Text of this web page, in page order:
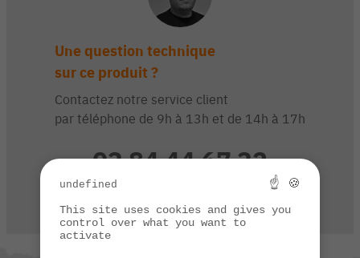
Une question technique
sur ce produit ?
Contactez notre service client
par téléphone de 9h à 13h et de 14h à 17h
03 84 44 67 32
CONTACTEZ-NOUS
undefined ☝ 🍪
This site uses cookies and gives you
control over what you want to
activate